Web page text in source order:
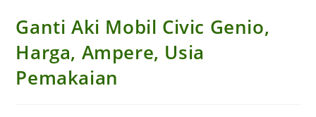
Ganti Aki Mobil Civic Genio,
Harga, Ampere, Usia
Pemakaian